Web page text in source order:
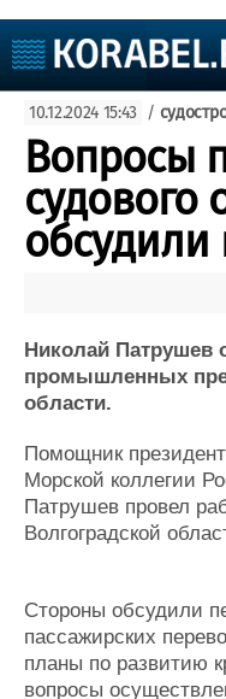
Судоходство
Судоремонт
События
Пресс-релизы
Порты
Рыболовство
ВМФ
Образование
Судостроение
Пульс
Новости
Компании
Репутация
Работа
Крюинг
Конференции
Выставки и
10.12.2024 15:43 /
Вопросы
судового
обсудили
Николай Патрушев
промышленных
области.
Помощник
Морской коллегии
Патрушев провел
Волгоградской
Стороны обсудили
пассажирских
планы по развитию
вопросы